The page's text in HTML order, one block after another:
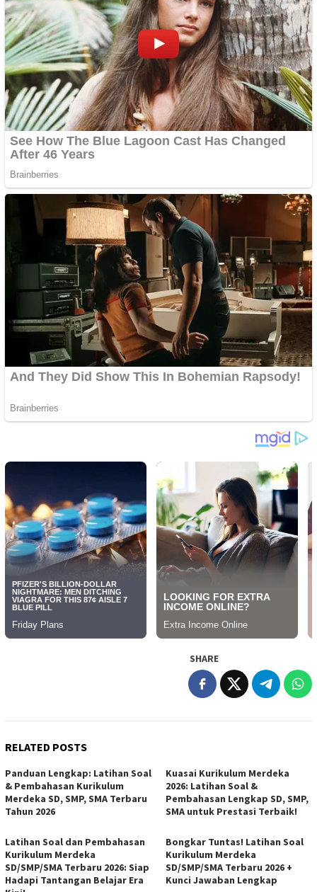
SHARE
RELATED POSTS
Panduan Lengkap: Latihan Soal
& Pembahasan Kurikulum
Merdeka SD, SMP, SMA Terbaru
Tahun 2026
Kuasai Kurikulum Merdeka
2026: Latihan Soal &
Pembahasan Lengkap SD, SMP,
SMA untuk Prestasi Terbaik!
Latihan Soal dan Pembahasan
Kurikulum Merdeka
SD/SMP/SMA Terbaru 2026: Siap
Hadapi Tantangan Belajar Era
Bongkar Tuntas! Latihan Soal
Kurikulum Merdeka
SD/SMP/SMA Terbaru 2026 +
Kunci Jawaban Lengkap